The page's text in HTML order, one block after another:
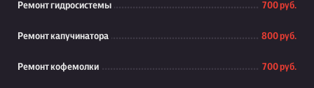
Ремонт гидросистемы 700 руб.
Ремонт капучинатора 800 руб.
Ремонт кофемолки 700 руб.